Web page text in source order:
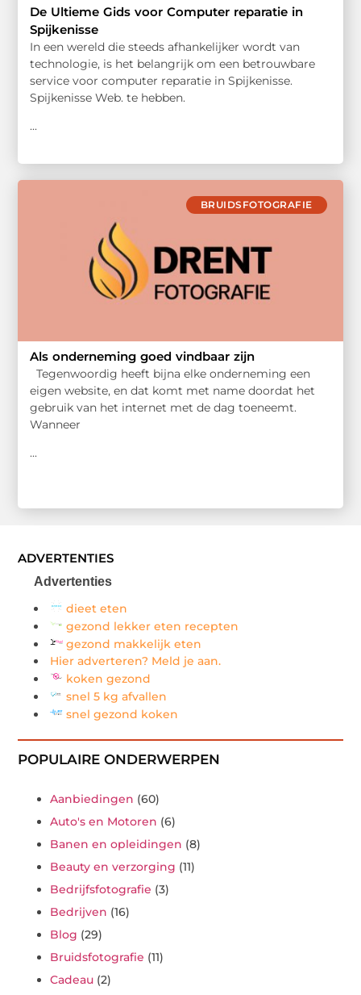
De Ultieme Gids voor Computer reparatie in
Spijkenisse
In een wereld die steeds afhankelijker wordt van
technologie, is het belangrijk om een betrouwbare
service voor computer reparatie in Spijkenisse.
Spijkenisse Web. te hebben.
...
BRUIDSFOTOGRAFIE
Als onderneming goed vindbaar zijn
Tegenwoordig heeft bijna elke onderneming een
eigen website, en dat komt met name doordat het
gebruik van het internet met de dag toeneemt.
Wanneer
...
ADVERTENTIES
Advertenties
dieet eten
gezond lekker eten recepten
gezond makkelijk eten
Hier adverteren? Meld je aan.
koken gezond
snel 5 kg afvallen
snel gezond koken
POPULAIRE ONDERWERPEN
Aanbiedingen (60)
Auto's en Motoren (6)
Banen en opleidingen (8)
Beauty en verzorging (11)
Bedrijfsfotografie (3)
Bedrijven (16)
Blog (29)
Bruidsfotografie (11)
Cadeau (2)